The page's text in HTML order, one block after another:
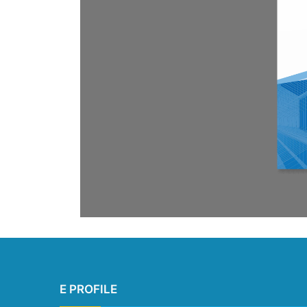
E PROFILE